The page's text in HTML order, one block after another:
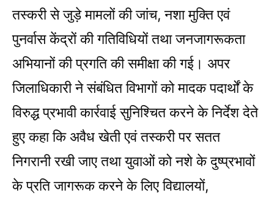
तस्करी से जुड़े मामलों की जांच, नशा मुक्ति एवं
पुनर्वास केंद्रों की गतिविधियों तथा जनजागरूकता
अभियानों की प्रगति की समीक्षा की गई। अपर
जिलाधिकारी ने संबंधित विभागों को मादक पदार्थों के
विरुद्ध प्रभावी कार्रवाई सुनिश्चित करने के निर्देश देते
हुए कहा कि अवैध खेती एवं तस्करी पर सतत
निगरानी रखी जाए तथा युवाओं को नशे के दुष्प्रभावों
के प्रति जागरूक करने के लिए विद्यालयों,